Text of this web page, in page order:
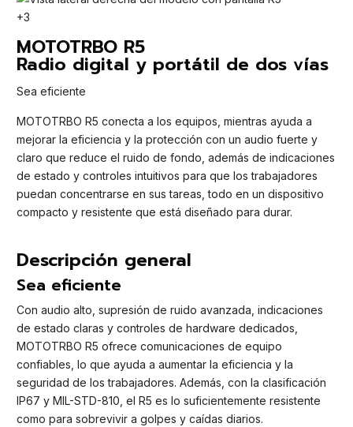
+3
MOTOTRBO R5
Radio digital y portátil de dos vías
Sea eficiente
MOTOTRBO R5 conecta a los equipos, mientras ayuda a
mejorar la eficiencia y la protección con un audio fuerte y
claro que reduce el ruido de fondo, además de indicaciones
de estado y controles intuitivos para que los trabajadores
puedan concentrarse en sus tareas, todo en un dispositivo
compacto y resistente que está diseñado para durar.
Descripción general
Sea eficiente
Con audio alto, supresión de ruido avanzada, indicaciones
de estado claras y controles de hardware dedicados,
MOTOTRBO R5 ofrece comunicaciones de equipo
confiables, lo que ayuda a aumentar la eficiencia y la
seguridad de los trabajadores. Además, con la clasificación
IP67 y MIL-STD-810, el R5 es lo suficientemente resistente
como para sobrevivir a golpes y caídas diarios.